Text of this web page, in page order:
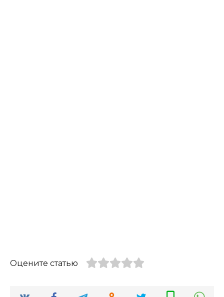
Оцените статью